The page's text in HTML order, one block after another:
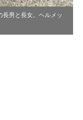
男と長女。ヘルメッ